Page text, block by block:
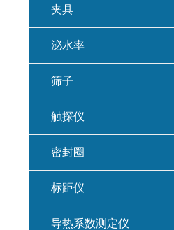
夹具
泌水率
筛子
触探仪
密封圈
标距仪
导热系数测定仪